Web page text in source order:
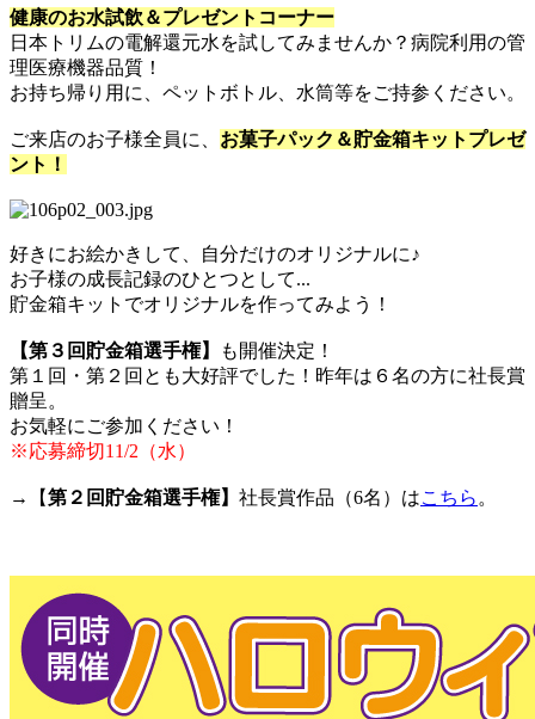
健康のお水試飲＆プレゼントコーナー
日本トリムの電解還元水を試してみませんか？病院利用の管
理医療機器品質！
お持ち帰り用に、ペットボトル、水筒等をご持参ください。
ご来店のお子様全員に、 お菓子パック＆貯金箱キットプレゼ
ント！
好きにお絵かきして、自分だけのオリジナルに♪
お子様の成長記録のひとつとして...
貯金箱キットでオリジナルを作ってみよう！
【第３回貯金箱選手権】
も開催決定！
第１回・第２回とも大好評でした！昨年は６名の方に社長賞
贈呈。
お気軽にご参加ください！
※応募締切11/2（水）
→【第２回貯金箱選手権】 社長賞作品（6名）はこちら 。